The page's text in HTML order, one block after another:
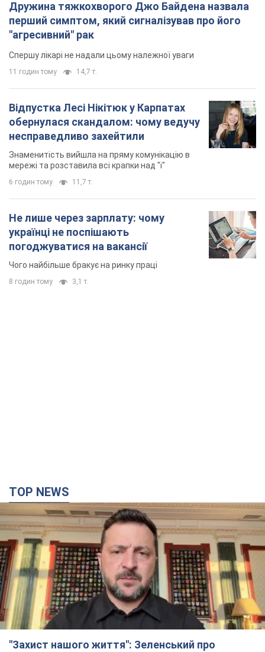
Дружина тяжкохворого Джо Байдена назвала
перший симптом, який сигналізував про його
"агресивний" рак
Спершу лікарі не надали цьому належної уваги
11 годин тому 14,7 т.
Відпустка Лесі Нікітюк у Карпатах
обернулася скандалом: чому ведучу
несправедливо захейтили
Знаменитість вийшла на пряму комунікацію в
мережі та розставила всі крапки над "і"
6 годин тому 11,7 т.
Не лише через зарплату: чому
українці не поспішають
погоджуватися на вакансії
Чого найбільше бракує на ринку праці
8 годин тому 3,1 т.
TOP NEWS
"Захист нашого життя": Зеленський про